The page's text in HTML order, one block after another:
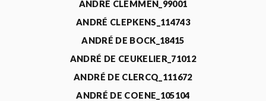
ANDRÉ CLEMMEN_99001
ANDRÉ CLEPKENS_114743
ANDRÉ DE BOCK_18415
ANDRÉ DE CEUKELIER_71012
ANDRÉ DE CLERCQ_111672
ANDRÉ DE COENE_105104